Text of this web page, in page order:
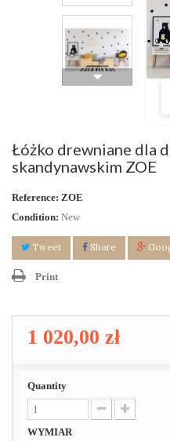
Łóżko drewniane dla
skandynawskim ZOE
Reference: ZOE
Condition: New
Tweet Share
Print
1 020,00 zł
Quantity
WYMIAR